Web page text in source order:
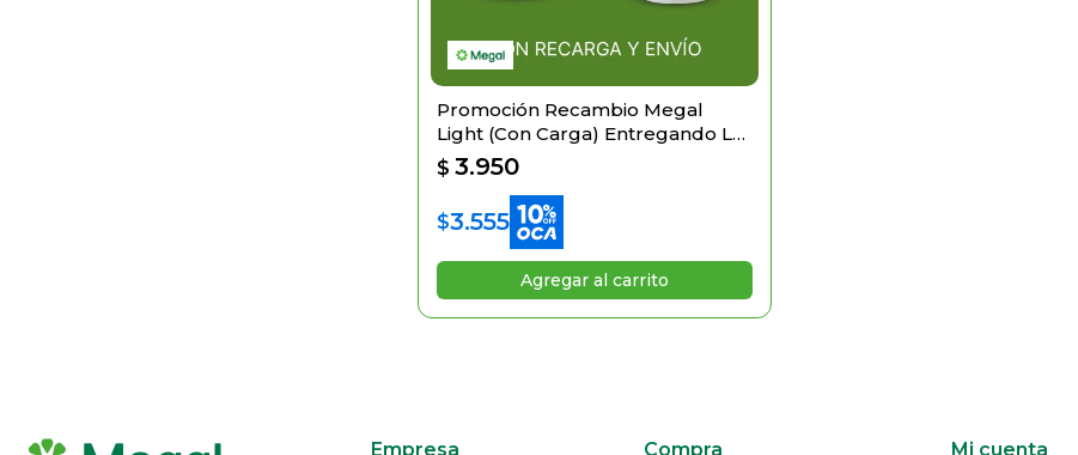
Promoción Recambio Megal
Light (Con Carga) Entregando La
De Acero
$ 3.950
$3.555
Empresa Compra Mi cuenta